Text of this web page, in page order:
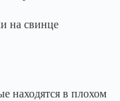
на свинце
находятся в плохом